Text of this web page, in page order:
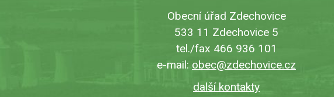
Obecní úřad Zdechovice
533 11 Zdechovice 5
tel./fax 466 936 101
e-mail: obec@zdechovice.cz
další kontakty